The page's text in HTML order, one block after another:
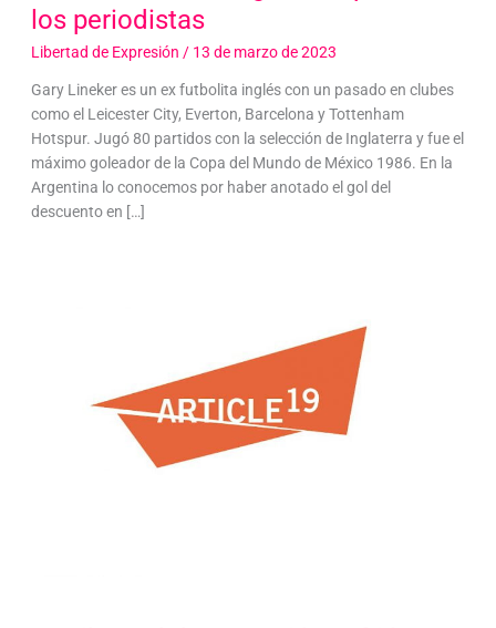
los periodistas
Libertad de Expresión / 13 de marzo de 2023
Gary Lineker es un ex futbolita inglés con un pasado en clubes
como el Leicester City, Everton, Barcelona y Tottenham
Hotspur. Jugó 80 partidos con la selección de Inglaterra y fue el
máximo goleador de la Copa del Mundo de México 1986. En la
Argentina lo conocemos por haber anotado el gol del
descuento en […]